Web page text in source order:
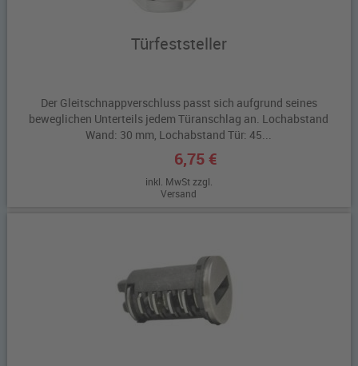
Türfeststeller
Der Gleitschnappverschluss passt sich aufgrund seines
beweglichen Unterteils jedem Türanschlag an. Lochabstand
Wand: 30 mm, Lochabstand Tür: 45...
6,75 €
inkl. MwSt zzgl.
Versand